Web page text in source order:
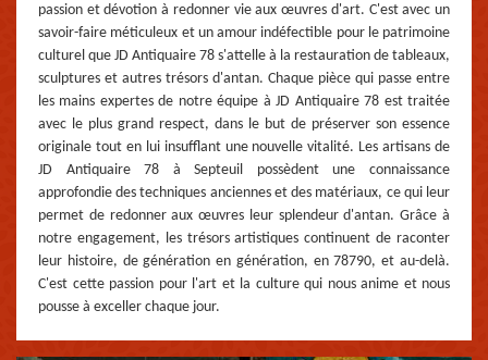
passion et dévotion à redonner vie aux œuvres d'art. C'est avec un
savoir-faire méticuleux et un amour indéfectible pour le patrimoine
culturel que JD Antiquaire 78 s'attelle à la restauration de tableaux,
sculptures et autres trésors d'antan. Chaque pièce qui passe entre
les mains expertes de notre équipe à JD Antiquaire 78 est traitée
avec le plus grand respect, dans le but de préserver son essence
originale tout en lui insufflant une nouvelle vitalité. Les artisans de
JD Antiquaire 78 à Septeuil possèdent une connaissance
approfondie des techniques anciennes et des matériaux, ce qui leur
permet de redonner aux œuvres leur splendeur d'antan. Grâce à
notre engagement, les trésors artistiques continuent de raconter
leur histoire, de génération en génération, en 78790, et au-delà.
C'est cette passion pour l'art et la culture qui nous anime et nous
pousse à exceller chaque jour.